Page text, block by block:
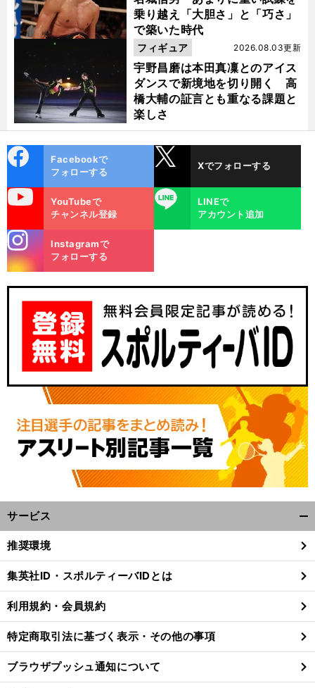
・
乗り越え「大胆さ」と「巧さ」
で築いた時代
宇野昌磨は本田真凜とのアイス
ダンスで新境地を切り開く 高
橋大輔の証言とも重なる課題と
楽しさ
2026.08.03更新
フィギュア
ok
Facebookで
フォローする
Xでフォローする
YouTubeで
チャンネル登録
LINE
LINEで
アカウント追加
m
Instagramで
フォローする
サービス
閉
る
推奨環境
集英社ID・スポルティーバIDとは
利用規約・会員規約
特定商取引法に基づく表示・その他の事項
ブラウザプッシュ通知について